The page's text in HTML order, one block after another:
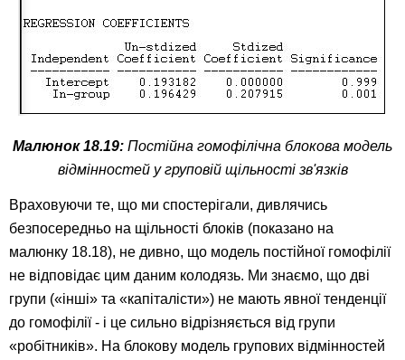
Малюнок 18.19: Постійна гомофілічна блокова модель
відмінностей у груповій щільності зв'язків
Враховуючи те, що ми спостерігали, дивлячись
безпосередньо на щільності блоків (показано на
малюнку 18.18), не дивно, що модель постійної гомофілії
не відповідає цим даним колодязь. Ми знаємо, що дві
групи («інші» та «капіталісти») не мають явної тенденції
до гомофілії - і це сильно відрізняється від групи
«робітників». На блокову модель групових відмінностей